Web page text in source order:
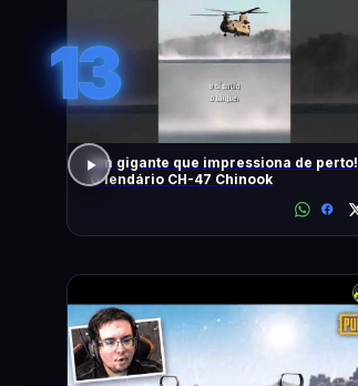
13
Um gigante que impressiona de perto!
O lendário CH-47 Chinook